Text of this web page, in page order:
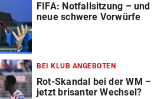
FIFA: Notfallsitzung – und
neue schwere Vorwürfe
BEI KLUB ANGEBOTEN
Rot-Skandal bei der WM –
jetzt brisanter Wechsel?